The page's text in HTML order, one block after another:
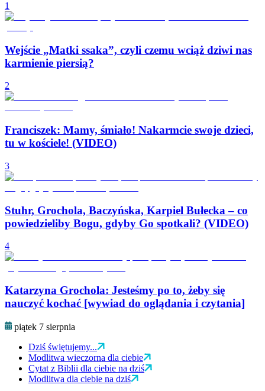
1
Wejście „Matki ssaka”, czyli czemu wciąż dziwi nas
karmienie piersią?
2
Franciszek: Mamy, śmiało! Nakarmcie swoje dzieci,
tu w kościele! (VIDEO)
3
Stuhr, Grochola, Baczyńska, Karpiel Bułecka – co
powiedzieliby Bogu, gdyby Go spotkali? (VIDEO)
4
Katarzyna Grochola: Jesteśmy po to, żeby się
nauczyć kochać [wywiad do oglądania i czytania]
piątek 7 sierpnia
Dziś świętujemy...
Modlitwa wieczorna dla ciebie
Cytat z Biblii dla ciebie na dziś
Modlitwa dla ciebie na dziś